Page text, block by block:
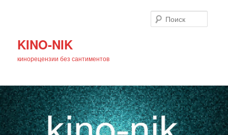
KINO-NIK
кинорецензии без сантиментов